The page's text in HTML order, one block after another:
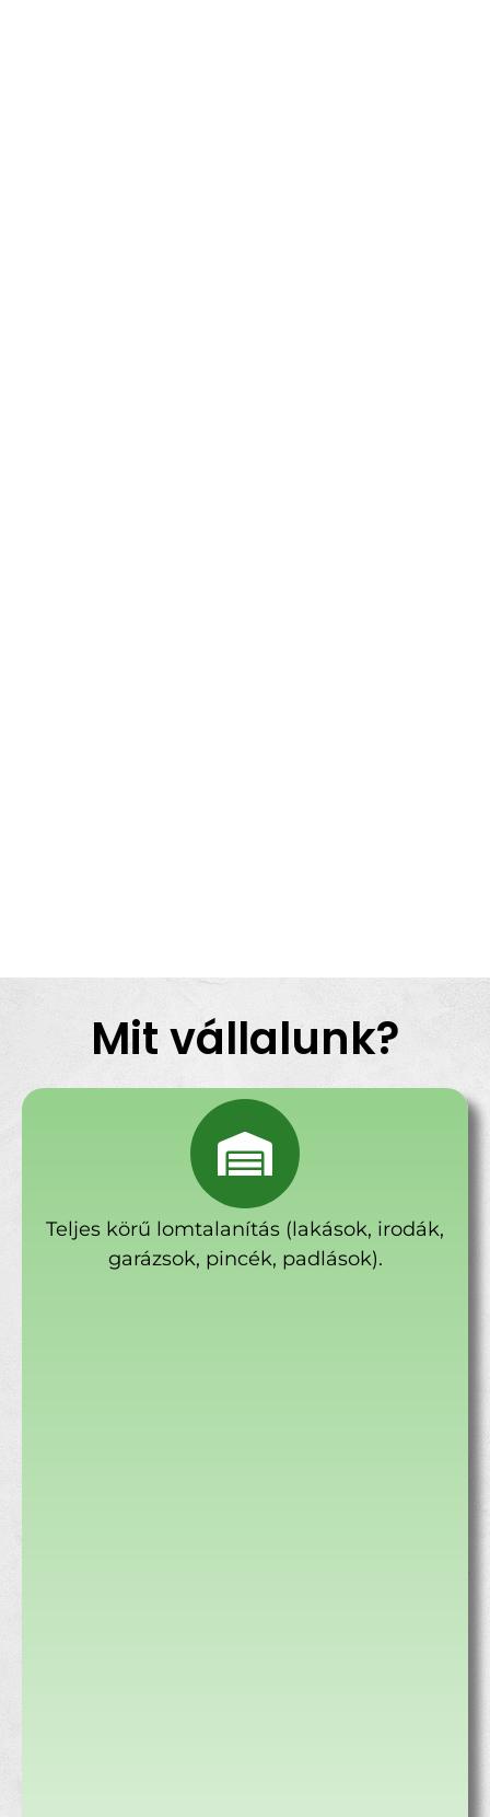
Mit vállalunk?
Teljes körű lomtalanítás (lakások, irodák,
garázsok, pincék, padlások).